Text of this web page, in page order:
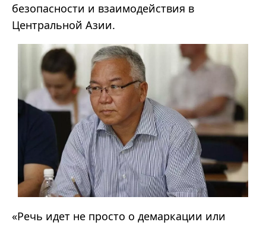
безопасности и взаимодействия в
Центральной Азии.
«Речь идет не просто о демаркации или